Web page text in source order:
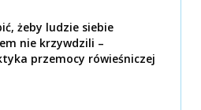
żeby ludzie siebie
nie krzywdzili –
przemocy rówieśniczej